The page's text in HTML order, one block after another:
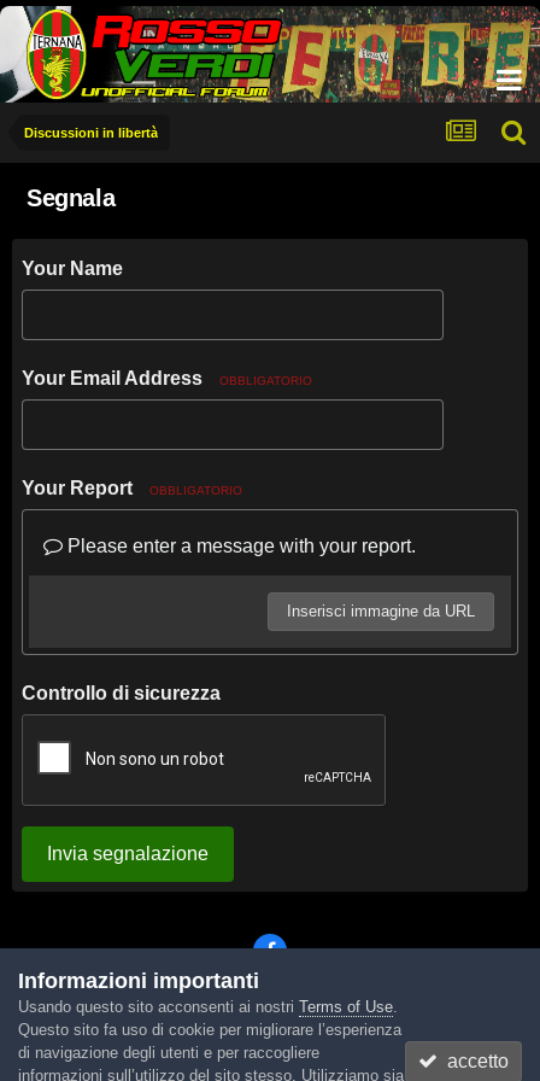
Discussioni in libertà
Segnala
Your Name
Your Email Address OBBLIGATORIO
Your Report OBBLIGATORIO
Please enter a message with your report.
Inserisci immagine da URL
Controllo di sicurezza
Invia segnalazione
Lingua Tema Contattaci Cookies
Powered by Invision Community
Informazioni importanti
Usando questo sito acconsenti ai nostri Terms of Use.
Questo sito fa uso di cookie per migliorare l’esperienza
di navigazione degli utenti e per raccogliere
informazioni sull’utilizzo del sito stesso. Utilizziamo sia
accetto